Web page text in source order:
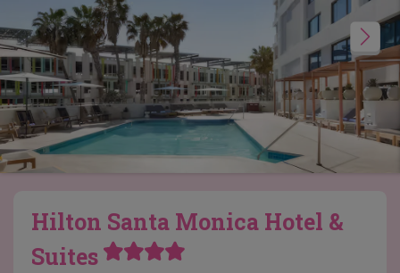
Hilton Santa Monica Hotel &
Suites